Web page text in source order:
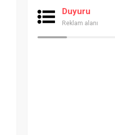
Duyuru
Reklam alanı